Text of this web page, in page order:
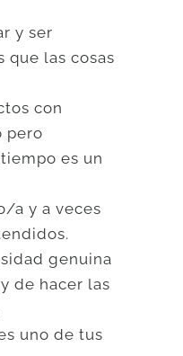
y ser
que las cosas
con
pero
es un
a y a veces
genuina
de hacer las
uno de tus